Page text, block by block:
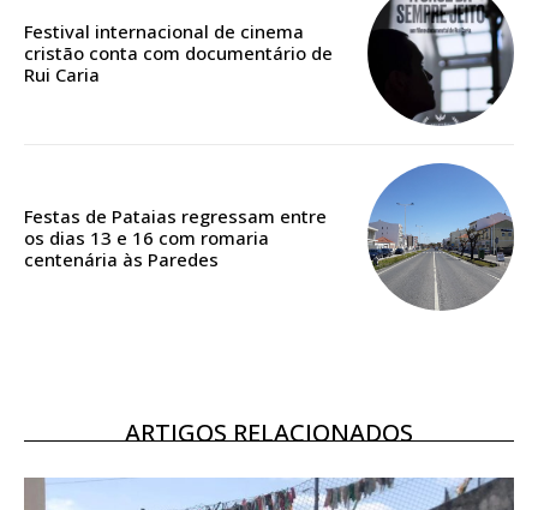
Acesso ao conteúdo online
Acesso aos conteúdos Exclusivos para
Escolha o plano
16€
12 meses
Festival internacional de cinema
cristão conta com documentário de
Rui Caria
Festas de Pataias regressam entre
os dias 13 e 16 com romaria
centenária às Paredes
ARTIGOS RELACIONADOS